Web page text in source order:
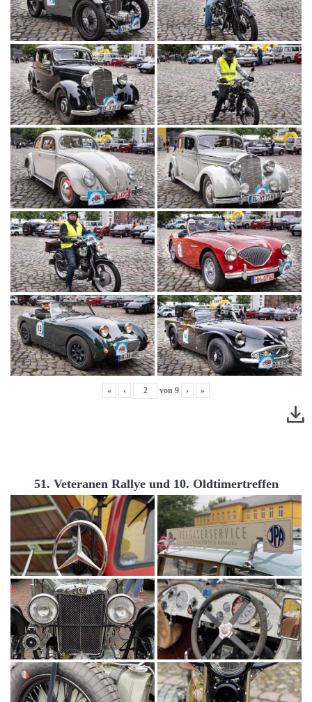
« ‹ von 9 › »
51. Veteranen Rallye und 10. Oldtimertreffen